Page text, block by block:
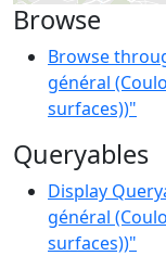
Browse
Browse
général
surfaces))"
Queryables
Display
général
surfaces))"